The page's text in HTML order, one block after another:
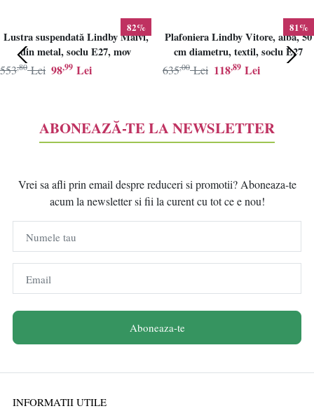
82%
Lustra suspendată Lindby Maivi,
din metal, soclu E27, mov
98,99 Lei
553,80 Lei
81%
Plafoniera Lindby Vitore, alba, 50
cm diametru, textil, soclu E27
118,89 Lei
635,00 Lei
ABONEAZĂ-TE LA NEWSLETTER
Vrei sa afli prin email despre reduceri si promotii? Aboneaza-te
acum la newsletter si fii la curent cu tot ce e nou!
Numele tau
Email
Aboneaza-te
INFORMATII UTILE